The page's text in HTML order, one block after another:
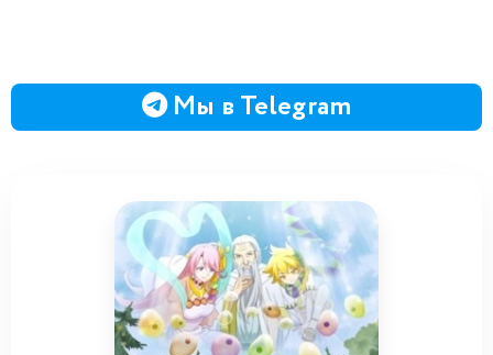
Мы в Telegram